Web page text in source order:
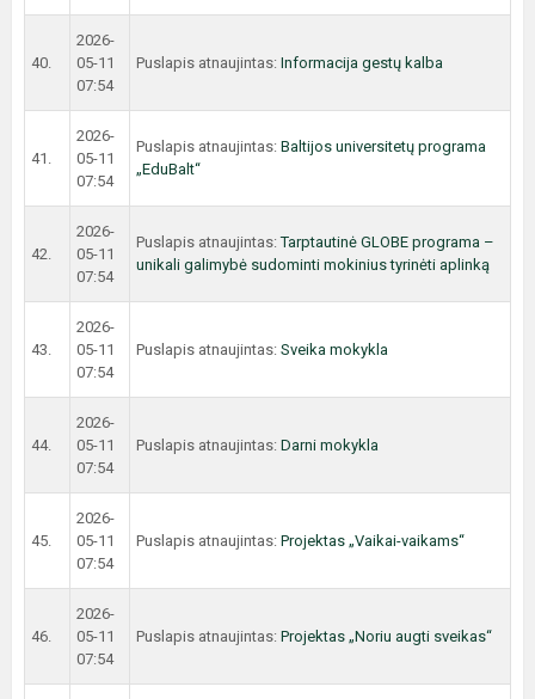
40.
2026-
05-11
07:54
Puslapis atnaujintas: Informacija gestų kalba
41.
2026-
05-11
07:54
Puslapis atnaujintas: Baltijos universitetų programa
„EduBalt“
42.
2026-
05-11
07:54
Puslapis atnaujintas:Tarptautinė GLOBE programa –
unikali galimybė sudominti mokinius tyrinėti aplinką
43.
2026-
05-11
07:54
Puslapis atnaujintas: Sveika mokykla
44.
2026-
05-11
07:54
Puslapis atnaujintas: Darni mokykla
45.
2026-
05-11
07:54
Puslapis atnaujintas: Projektas „Vaikai-vaikams“
46.
2026-
05-11
07:54
Puslapis atnaujintas: Projektas „Noriu augti sveikas“